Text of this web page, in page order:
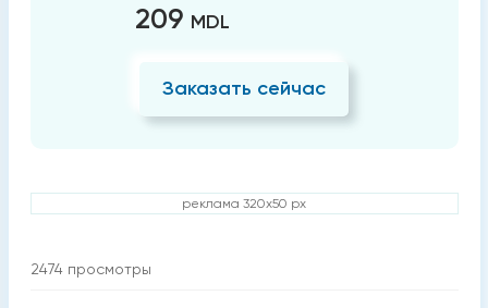
209 MDL
Заказать сейчас
реклама 320x50 px
2474 просмотры